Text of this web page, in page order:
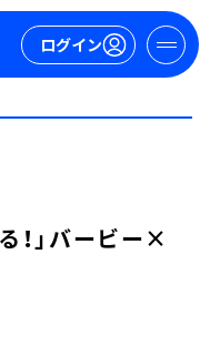
ログイン
！」バービー×